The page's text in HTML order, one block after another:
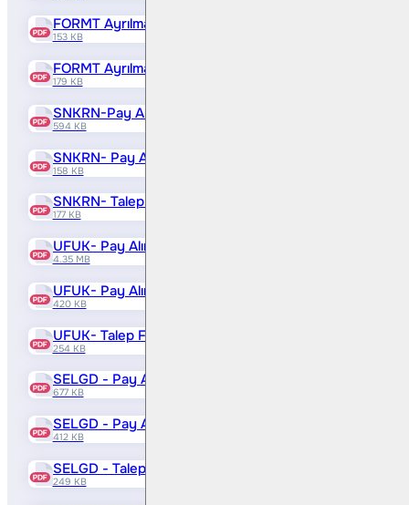
FORMT Ayrılma Hakkı Kullanımına İlişkin Talep Formu
153 KB
FORMT Ayrılma Hakkı Kullanımı Bilgilendirme Notu
179 KB
SNKRN-Pay Alım Teklifi Bilgi Formu
594 KB
SNKRN- Pay Alım Teklifi Bilgilendirme Notu
158 KB
SNKRN- Talep Formu
177 KB
UFUK- Pay Alım Teklifi Bilgi Formu
4.35 MB
UFUK- Pay Alım Teklifi Bilgilendirme Notu
420 KB
UFUK- Talep Formu
254 KB
SELGD - Pay Alım Teklifi Bilgi Formu ( Pdf )
677 KB
SELGD - Pay Alım Teklifi Bilgilendirme Notu ( Pdf )
412 KB
SELGD - Talep Formu ( Pdf )
249 KB